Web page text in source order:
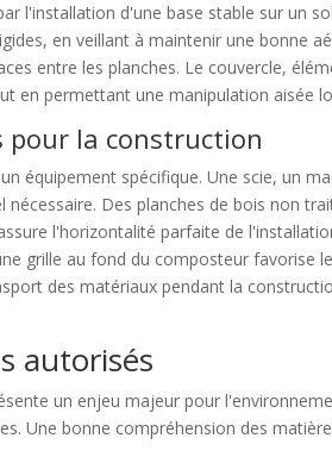
l'installation d'une base stable sur un
en veillant à maintenir une bonne
entre les planches. Le couvercle,
en permettant une manipulation aisée
pour la construction
équipement spécifique. Une scie, un
Des planches de bois non
l'horizontalité parfaite de
grille au fond du composteur favorise
des matériaux pendant la
autorisés
un enjeu majeur pour
Une bonne compréhension des